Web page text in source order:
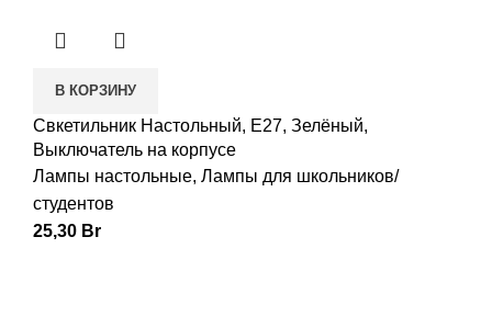
В КОРЗИНУ
Свкетильник Настольный, E27, Зелёный,
Выключатель на корпусе
Лампы настольные, Лампы для школьников/
студентов
25,30 Br